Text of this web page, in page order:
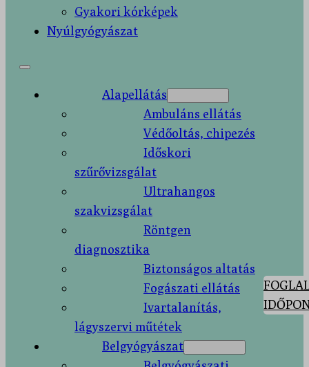
Gyakori kórképek
Nyúlgyógyászat
Alapellátás
Ambuláns ellátás
Védőoltás, chipezés
Időskori
szűrővizsgálat
Ultrahangos
szakvizsgálat
Röntgen
diagnosztika
Biztonságos altatás
Fogászati ellátás
Ivartalanítás,
lágyszervi műtétek
Belgyógyászat